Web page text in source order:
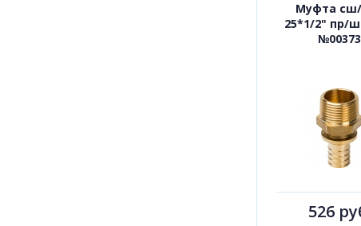
Муфта
25*1/2" пр/
№00373
526